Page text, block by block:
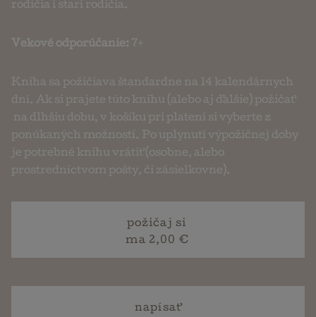
rodičia i starí rodičia.
Vekové odporúčanie: 7+
Kniha sa požičiava štandardne na 14 kalendárnych
dní. Ak si prajete túto knihu (alebo aj ďalšie) požičať
na dlhšiu dobu, v košíku pri platení si vyberte z
ponúkaných možností. Po uplynutí výpožičnej doby
je potrebné knihu vrátiť (osobne, alebo
prostredníctvom pošty, či zásielkovne).
požičaj si
ma 2,00 €
napísať